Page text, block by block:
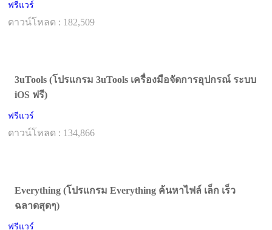
ฟรีแวร์
ดาวน์โหลด : 182,509
3uTools (โปรแกรม 3uTools เครื่องมือจัดการอุปกรณ์ ระบบ
iOS ฟรี)
ฟรีแวร์
ดาวน์โหลด : 134,866
Everything (โปรแกรม Everything ค้นหาไฟล์ เล็ก เร็ว
ฉลาดสุดๆ)
ฟรีแวร์